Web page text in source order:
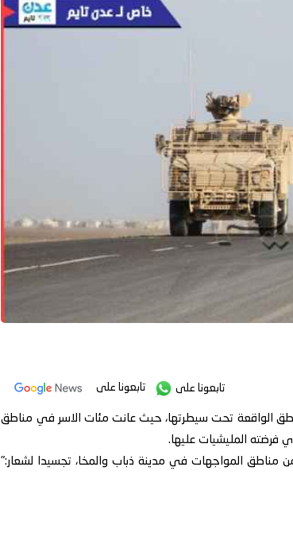
تابعونا على تابعونا على
الواقعة تحت سيطرتها، حيث عانت مئات الاسر في مناطق
فرضته المليشيات عليها.
امس، 700 سلة غذائية للنازحين من مناطق المواجهات في مدينة ذباب والمخا، تجسيدا لشعار:"